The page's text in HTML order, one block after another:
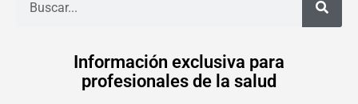
Información exclusiva para
profesionales de la salud